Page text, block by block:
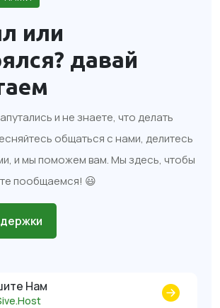
или
давай
и не знаете, что делать
общаться с нами, делитесь
и мы поможем вам. Мы здесь, чтобы
пообщаемся! 😃
Нам